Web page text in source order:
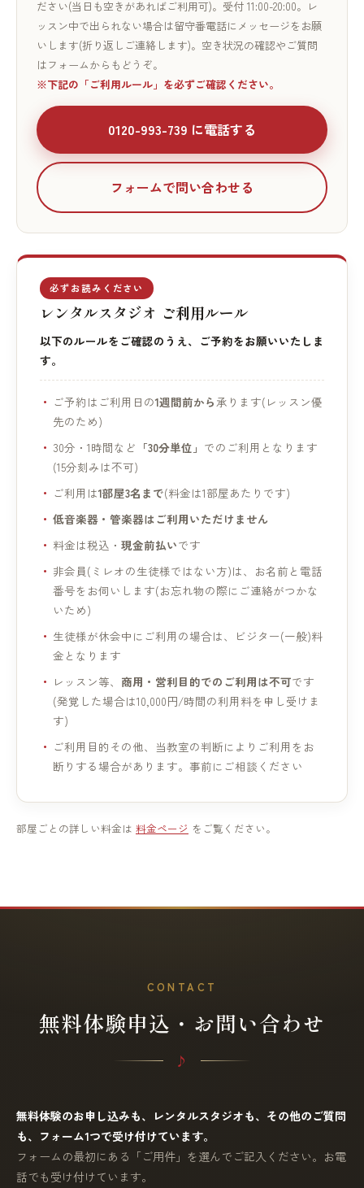
ださい(当日も空きがあればご利用可)。受付 11:00-20:00。レ
ッスン中で出られない場合は留守番電話にメッセージをお願
いします(折り返しご連絡します)。空き状況の確認やご質問
はフォームからもどうぞ。
※下記の「ご利用ルール」を必ずご確認ください。
0120-993-739 に電話する
フォームで問い合わせる
必ずお読みください
レンタルスタジオ ご利用ルール
以下のルールをご確認のうえ、ご予約をお願いいたしま
す。
ご予約はご利用日の1週間前から 承ります(レッスン優
先のため)
30分・1時間など 「30分単位」 でのご利用となります
(15分刻みは不可)
ご利用は1部屋3名まで(料金は1部屋あたりです)
低音楽器・管楽器はご利用いただけません
料金は税込・ 現金前払いです
非会員(ミレオの生徒様ではない方)は、お名前と電話
番号をお伺いします(お忘れ物の際にご連絡がつかな
いため)
生徒様が休会中にご利用の場合は、ビジター(一般)料
金となります
レッスン等、 商用・営利目的でのご利用は不可です
(発覚した場合は10,000円/時間の利用料を申し受けま
す)
ご利用目的その他、当教室の判断によりご利用をお
断りする場合があります。事前にご相談ください
部屋ごとの詳しい料金は 料金ページ をご覧ください。
CONTACT
無料体験申込・お問い合わせ
無料体験のお申し込みも、レンタルスタジオも、その他のご質問
も、フォーム1つで受け付けています。
フォームの最初にある「ご用件」を選んでご記入ください。お電
話でも受け付けています。